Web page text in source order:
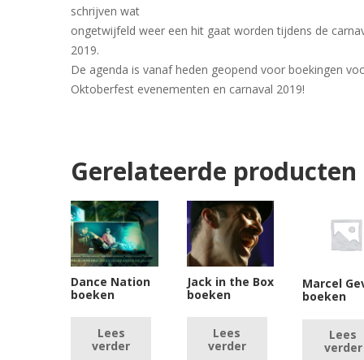
schrijven wat
ongetwijfeld weer een hit gaat worden tijdens de
2019.
De agenda is vanaf heden geopend voor boekingen
Oktoberfest evenementen en carnaval 2019!
Gerelateerde producten
Dance Nation
boeken
Lees
verder
Jack in the Box
boeken
Lees
verder
Marcel
boeken
Lees
verder